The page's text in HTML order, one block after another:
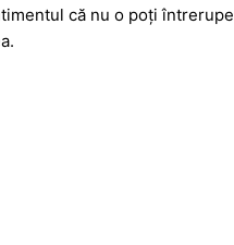
că nu o poți întrerupe